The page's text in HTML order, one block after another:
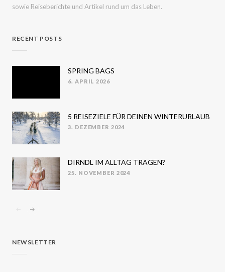
sowie Reiseberichte und Artikel rund um das Leben.
RECENT POSTS
SPRING BAGS
POSTED
6. APRIL 2026
5 REISEZIELE FÜR DEINEN WINTERURLAUB
POSTED
3. DEZEMBER 2024
DIRNDL IM ALLTAG TRAGEN?
POSTED
25. NOVEMBER 2024
NEWSLETTER